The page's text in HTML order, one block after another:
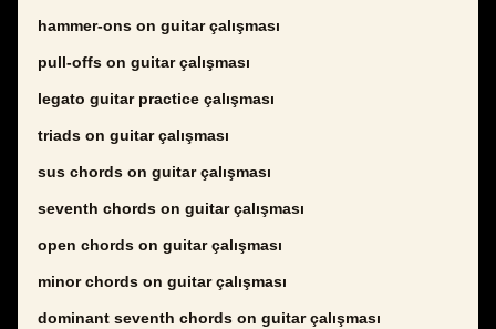
hammer-ons on guitar çalışması
pull-offs on guitar çalışması
legato guitar practice çalışması
triads on guitar çalışması
sus chords on guitar çalışması
seventh chords on guitar çalışması
open chords on guitar çalışması
minor chords on guitar çalışması
dominant seventh chords on guitar çalışması